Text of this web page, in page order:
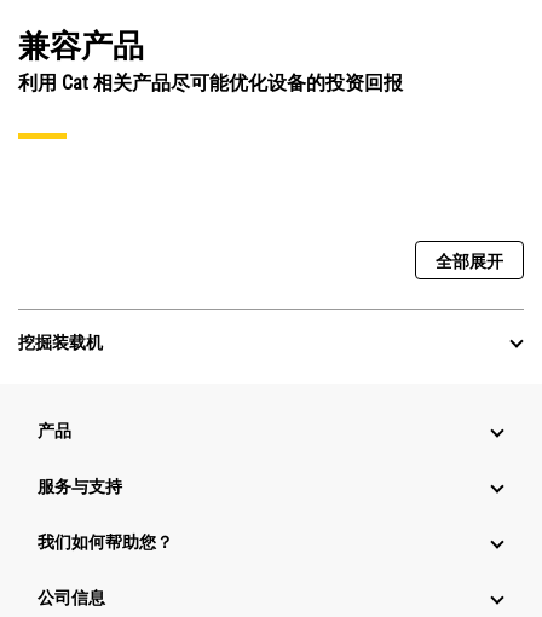
兼容产品
利用 Cat 相关产品尽可能优化设备的投资回报
全部展开
挖掘装载机
产品
服务与支持
我们如何帮助您？
公司信息